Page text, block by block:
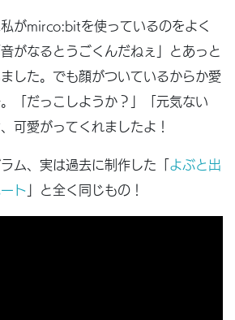
がmirco:bitを使っているのをよく
がなるとうごくんだねぇ」とあっと
した。でも顔がついているからか愛
「だっこしようか？」「元気ない
可愛がってくれましたよ！
ム、実は過去に制作した「 よぶと出
ト 」と全く同じもの！